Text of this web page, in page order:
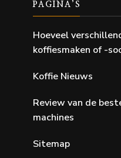
PAGINA’S
Hoeveel
koffiesmaken of -
Koffie Nieuws
Review van de
machines
Sitemap